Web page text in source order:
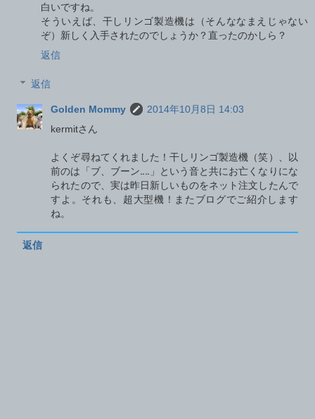
白いですね。
そういえば、干しリンゴ製造機は（そんななまえじゃない
ぞ）新しく入手されたのでしょうか？直ったのかしら？
返信
返信
Golden Mommy
2014年10月8日 14:03
kermitさん
よくぞ尋ねてくれました！干しリンゴ製造機（笑）、以
前のは「ブ、ブーン‥‥」という音と共にお亡くなりにな
られたので、実は昨日新しいものをネット注文したんで
すよ。それも、超大型機！またブログでご紹介します
ね。
返信